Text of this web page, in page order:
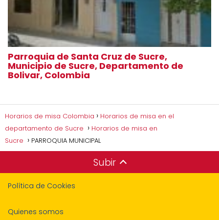
Parroquia de Santa Cruz de Sucre,
Municipio de Sucre, Departamento de
Bolivar, Colombia
Horarios de misa Colombia
Horarios de misa en el
departamento de Sucre
Horarios de misa en
Sucre
PARROQUIA MUNICIPAL
Subir
Política de Cookies
Quienes somos